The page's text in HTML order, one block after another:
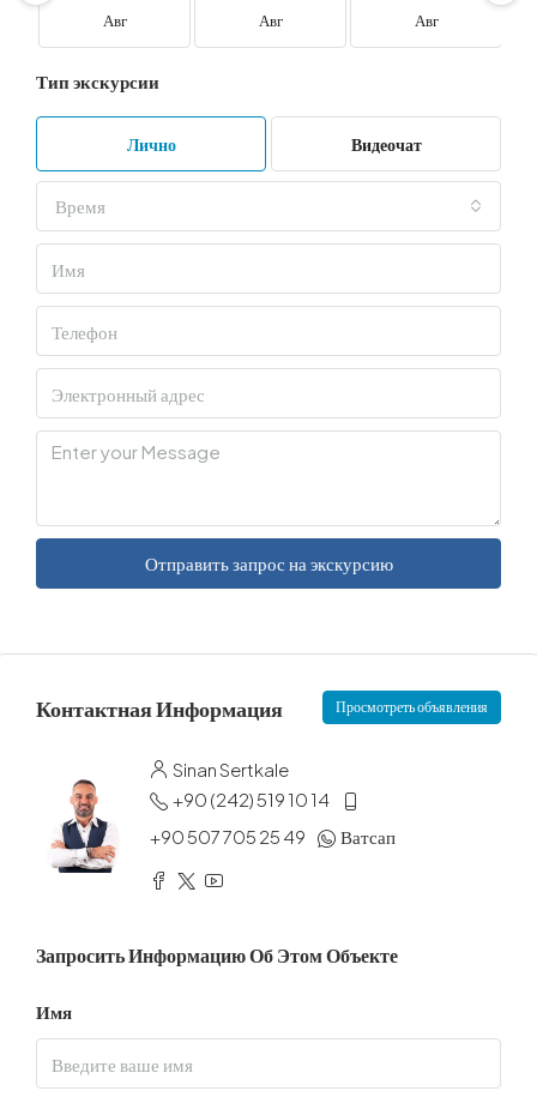
Авг Авг Авг
Тип экскурсии
Лично Видеочат
Время
Отправить запрос на экскурсию
Контактная Информация Просмотреть объявления
Sinan Sertkale
+90 (242) 519 10 14
+90 507 705 25 49
Ватсап
Запросить Информацию Об Этом Объекте
Имя